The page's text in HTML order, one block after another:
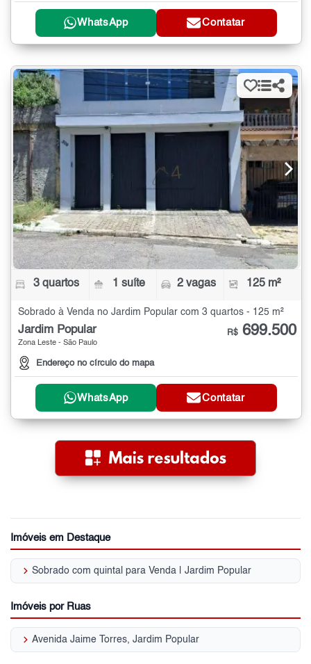
WhatsApp Contatar
3 quartos 1 suíte 2 vagas 125 m²
Sobrado à Venda no Jardim Popular com 3 quartos - 125 m²
Jardim Popular
Zona Leste - São Paulo
Endereço no círculo do mapa
R$ 699.500
WhatsApp Contatar
Imóveis em Destaque
keyboard_arrow_right Sobrado com quintal para Venda | Jardim Popular
Imóveis por Ruas
keyboard_arrow_right Avenida Jaime Torres, Jardim Popular